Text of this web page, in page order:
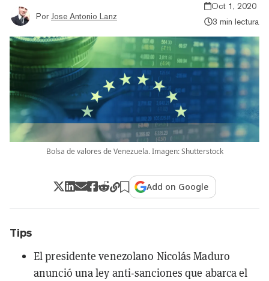
Por Jose Antonio Lanz
Oct 1, 2020
3 min lectura
Bolsa de valores de Venezuela. Imagen: Shutterstock
Add on Google
Tips
El presidente venezolano Nicolás Maduro
anunció una ley anti-sanciones que abarca el